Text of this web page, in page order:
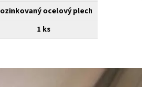
ocelový plech
1 ks